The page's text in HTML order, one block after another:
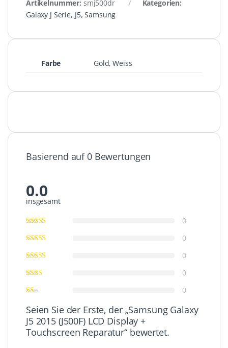
Artikelnummer: smj500dr
Kategorien:
Galaxy J Serie, J5,Samsung
Farbe Gold, Weiss
Basierend auf 0 Bewertungen
0.0
insgesamt
0
0
0
0
0
Seien Sie der Erste, der „Samsung Galaxy
J5 2015 (J500F) LCD Display +
Touchscreen Reparatur“ bewertet.